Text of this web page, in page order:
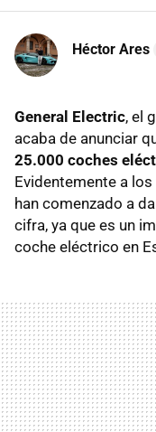
Héctor Ares
General Electric, el
acaba de anunciar
25.000 coches
Evidentemente a
han comenzado a
cifra, ya que es un
coche eléctrico en